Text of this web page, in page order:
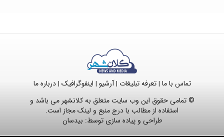
تماس با ما |تعرفه تبلیغات |آرشیو | اینفوگرافیک |درباره ما
© تمامی حقوق این وب سایت متعلق به کلانشهر می باشد و
استفاده از مطالب با درج منبع و لینک مجاز است.
طراحی و پیاده سازی توسط: بیدسان